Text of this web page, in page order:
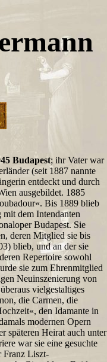
Budapest; ihr Vater war
(seit 1887 nannte
entdeckt und durch
ausgebildet. 1885
Bis 1889 blieb
mit dem Intendanten
Budapest. Sie
deren Mitglied sie bis
blieb, und an der sie
Repertoire sowohl
sie zum Ehrenmitglied
Neuinszenierung von
vielgestaltiges
die Carmen, die
den Idamante in
modernen Opern
späteren Heirat auch unter
war sie eine gesuchte
Franz Liszt-